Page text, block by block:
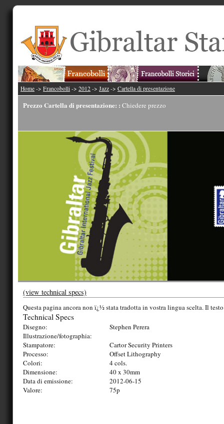
Home -> Francobolli -> 2012 -> Jazz -> Cartella di presentazione
Prezzo Cartella di presentazione: : Chiedere prezzo
(view technical specs)
Questa pagina ancora non ï¿½ stata tradotta in vostra lingua scelta. Il
Technical Specs
Disegno:
Stephen Perera
Illustrazione/fotographia:
Stampatore:
Cartor Security Printers
Processo:
Offset Lithography
Colori:
4 cols.
Dimensione:
40 x 30mm
Data di emissione:
2012-06-15
Valore:
75p